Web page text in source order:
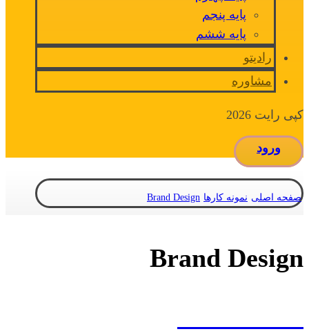
پایه پنجم
پایه ششم
رادیتو
مشاوره
کپی رایت 2026
ورود
صفحه اصلی نمونه کارها Brand Design
Brand Design